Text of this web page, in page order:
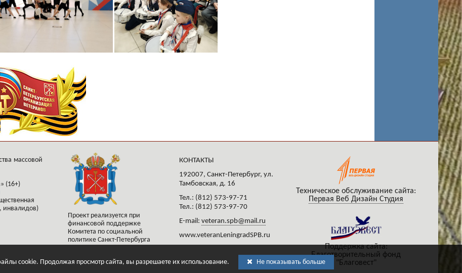
массовой
(16+)
инвалидов)
Проект реализуется при
финансовой поддержке
Комитета по социальной
политике Санкт-Петербурга
КОНТАКТЫ
192007, Санкт-Петербург, ул.
Тамбовская, д. 16
Тел.: (812) 573-97-71
Тел.: (812) 573-97-70
E-mail: veteran.spb@mail.ru
www.veteranLeningradSPB.ru
Техническое обслуживание сайта:
Первая Веб Дизайн Студия
Поддержка сайта:
Благотворительный фонд
"Благовест"
cookie. Продолжая просмотр сайта, вы разрешаете их использование. Не показывать больше